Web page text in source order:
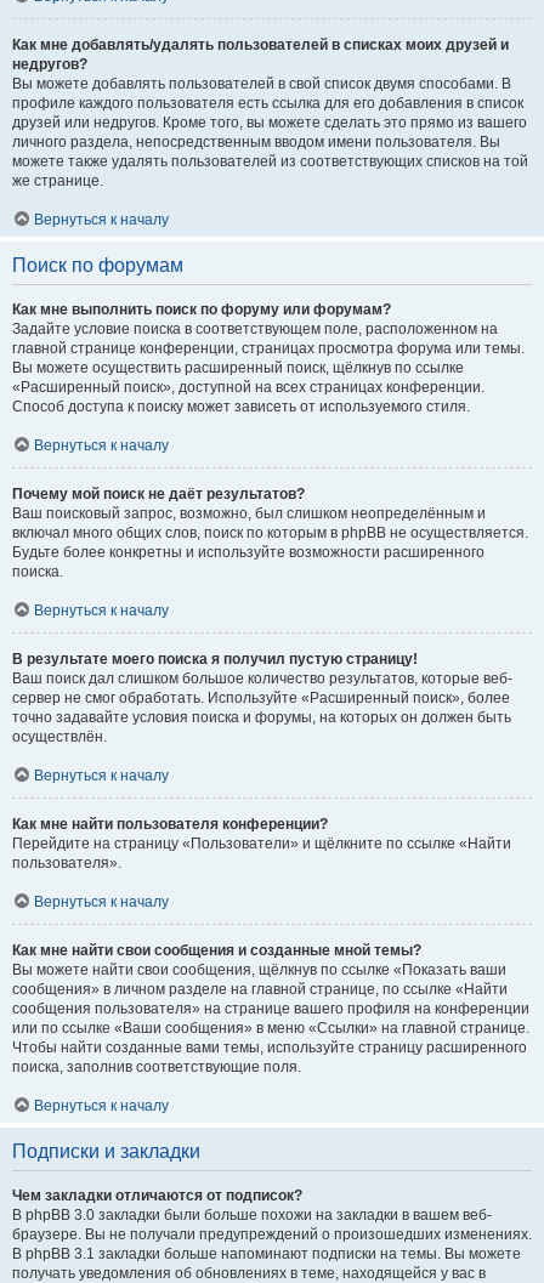
Как мне добавлять/удалять пользователей в списках моих друзей и
недругов?
Вы можете добавлять пользователей в свой список двумя способами. В
профиле каждого пользователя есть ссылка для его добавления в список
друзей или недругов. Кроме того, вы можете сделать это прямо из вашего
личного раздела, непосредственным вводом имени пользователя. Вы
можете также удалять пользователей из соответствующих списков на той
же странице.
Вернуться к началу
Поиск по форумам
Как мне выполнить поиск по форуму или форумам?
Задайте условие поиска в соответствующем поле, расположенном на
главной странице конференции, страницах просмотра форума или темы.
Вы можете осуществить расширенный поиск, щёлкнув по ссылке
«Расширенный поиск», доступной на всех страницах конференции.
Способ доступа к поиску может зависеть от используемого стиля.
Вернуться к началу
Почему мой поиск не даёт результатов?
Ваш поисковый запрос, возможно, был слишком неопределённым и
включал много общих слов, поиск по которым в phpBB не осуществляется.
Будьте более конкретны и используйте возможности расширенного
поиска.
Вернуться к началу
В результате моего поиска я получил пустую страницу!
Ваш поиск дал слишком большое количество результатов, которые веб-
сервер не смог обработать. Используйте «Расширенный поиск», более
точно задавайте условия поиска и форумы, на которых он должен быть
осуществлён.
Вернуться к началу
Как мне найти пользователя конференции?
Перейдите на страницу «Пользователи» и щёлкните по ссылке «Найти
пользователя».
Вернуться к началу
Как мне найти свои сообщения и созданные мной темы?
Вы можете найти свои сообщения, щёлкнув по ссылке «Показать ваши
сообщения» в личном разделе на главной странице, по ссылке «Найти
сообщения пользователя» на странице вашего профиля на конференции
или по ссылке «Ваши сообщения» в меню «Ссылки» на главной странице.
Чтобы найти созданные вами темы, используйте страницу расширенного
поиска, заполнив соответствующие поля.
Вернуться к началу
Подписки и закладки
Чем закладки отличаются от подписок?
В phpBB 3.0 закладки были больше похожи на закладки в вашем веб-
браузере. Вы не получали предупреждений о произошедших изменениях.
В phpBB 3.1 закладки больше напоминают подписки на темы. Вы можете
получать уведомления об обновлениях в теме, находящейся у вас в